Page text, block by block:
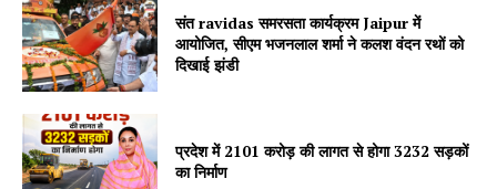
Jagruk Janta
Vishwasniya Hindi Akhbaar
संत ravidas समरसता कार्यक्रम Jaipur में
आयोजित, सीएम भजनलाल शर्मा ने कलश वंदन रथों को
दिखाई झंडी
प्रदेश में 2101 करोड़ की लागत से होगा 3232 सड़कों
का निर्माण